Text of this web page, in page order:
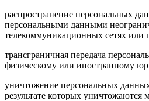
распространение персональных
персональными данными
телекоммуникационных сетях или
трансграничная передача
физическому или иностранному
уничтожение персональных
результате которых